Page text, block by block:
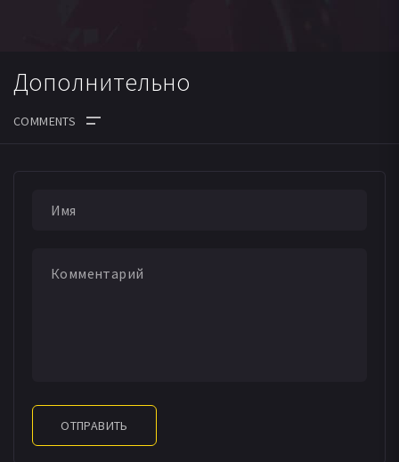
Дополнительно
ОТПРАВИТЬ